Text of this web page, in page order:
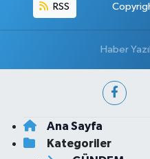
RSS
Haber
Ana Sayfa
Kategoriler